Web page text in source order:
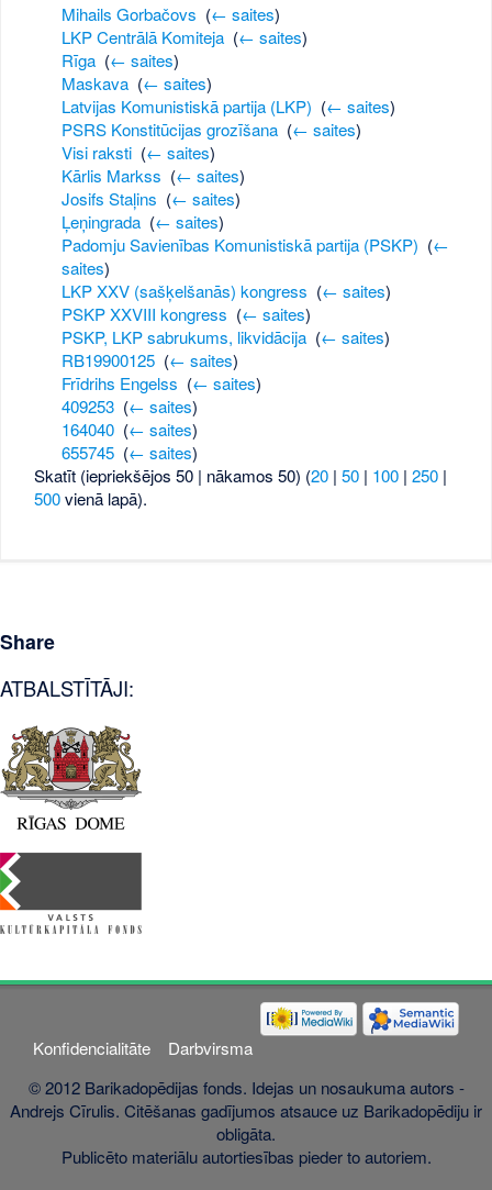
Mihails Gorbačovs (← saites)
LKP Centrālā Komiteja‎ (← saites)
Rīga‎ (← saites)
Maskava‎ (← saites)
Latvijas Komunistiskā partija (LKP) (← saites)
PSRS Konstitūcijas grozīšana‎ (← saites)
Visi raksti‎ (← saites)
Kārlis Markss (← saites)
Josifs Staļins (← saites)
Ļeņingrada‎ (← saites)
Padomju Savienības Komunistiskā partija (PSKP) (←
saites)
LKP XXV (sašķelšanās) kongress (← saites)
PSKP XXVIII kongress (← saites)
PSKP, LKP sabrukums, likvidācija‎ (← saites)
RB19900125‎ (← saites)
Frīdrihs Engelss (← saites)
409253‎ (← saites)
164040‎ (← saites)
655745‎ (← saites)
Skatīt (iepriekšējos 50 | nākamos 50) (20 |50 | 100 |250 |
500vienā lapā).
Share
ATBALSTĪTĀJI:
Konfidencialitāte
Darbvirsma
© 2012 Barikadopēdijas fonds. Idejas un nosaukuma autors -
Andrejs Cīrulis. Citēšanas gadījumos atsauce uz Barikadopēdiju ir
obligāta.
Publicēto materiālu autortiesības pieder to autoriem.